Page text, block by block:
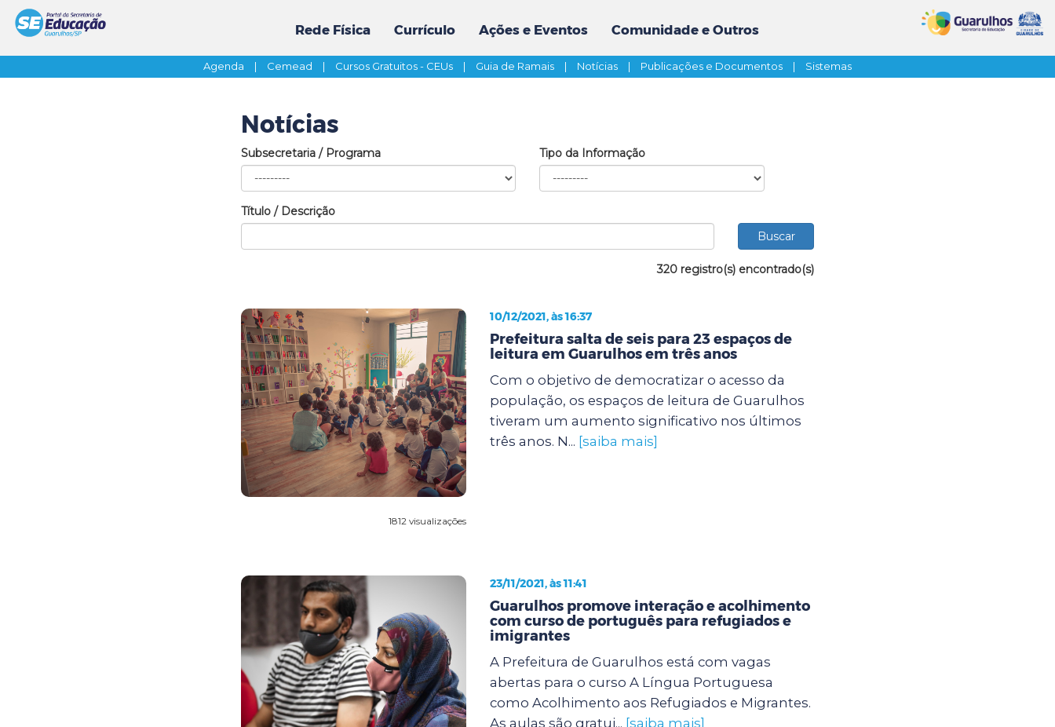
Rede Física Currículo Ações e Eventos Comunidade e Outros
Agenda | Cemead | Cursos Gratuitos - CEUs | Guia de Ramais | Notícias | Publicações e Documentos | Sistemas
Notícias
Subsecretaria / Programa Tipo da Informação
Título / Descrição
320 registro(s) encontrado(s)
1812 visualizações
10/12/2021, às 16:37
Prefeitura salta de seis para 23 espaços de
leitura em Guarulhos em três anos
Com o objetivo de democratizar o acesso da
população, os espaços de leitura de Guarulhos
tiveram um aumento significativo nos últimos
três anos. N... [saiba mais]
23/11/2021, às 11:41
Guarulhos promove interação e acolhimento
com curso de português para refugiados e
imigrantes
A Prefeitura de Guarulhos está com vagas
abertas para o curso A Língua Portuguesa
como Acolhimento aos Refugiados e Migrantes.
As aulas são gratui... [saiba mais]